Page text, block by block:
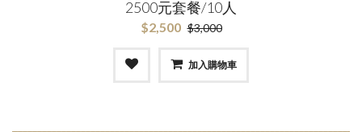
2500元套餐/10人
$2,500 $3,000
加入購物車